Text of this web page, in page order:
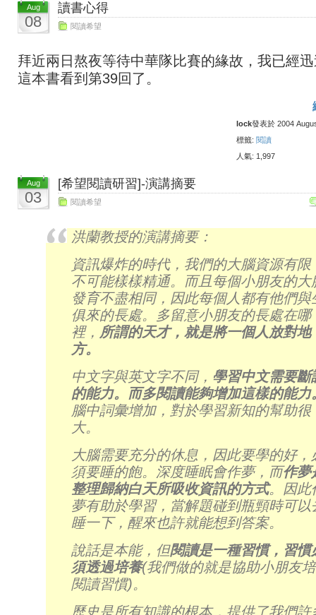
Aug
08
讀書心得
閱讀希望
拜近兩日熬夜等待中華隊比賽的緣故，我已經
這本書看到第39回了。
lock發表於 2004
標籤: 閱讀
人氣: 1,997
Aug
03
[希望閱讀研習]-演講摘要
閱讀希望
洪蘭教授的演講摘要：
資訊爆炸的時代，我們的大腦資源有限
不可能樣樣精通。而且每個小朋友的大
發育不盡相同，因此每個人都有他們與
俱來的長處。多留意小朋友的長處在哪
裡， 所謂的天才，就是將一個人放對地
方。
中文字與英文字不同， 學習中文需要斷
的能力。而多閱讀能夠增加這樣的能力
腦中詞彙增加，對於學習新知的幫助很
大。
大腦需要充分的休息，因此要學的好，
須要睡的飽。深度睡眠會作夢，而作夢
整理歸納白天所吸收資訊的方式。因此
夢有助於學習，當解題碰到瓶頸時可以
睡一下，醒來也許就能想到答案。
說話是本能，但閱讀是一種習慣，習慣
須透過培養(我們做的就是協助小朋友
閱讀習慣)。
歷史是所有知識的根本，提供了我們許